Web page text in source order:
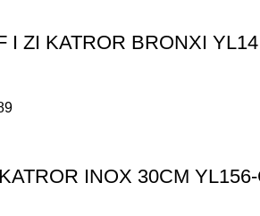
I ZI KATROR BRONXI YL14
INOX 30CM